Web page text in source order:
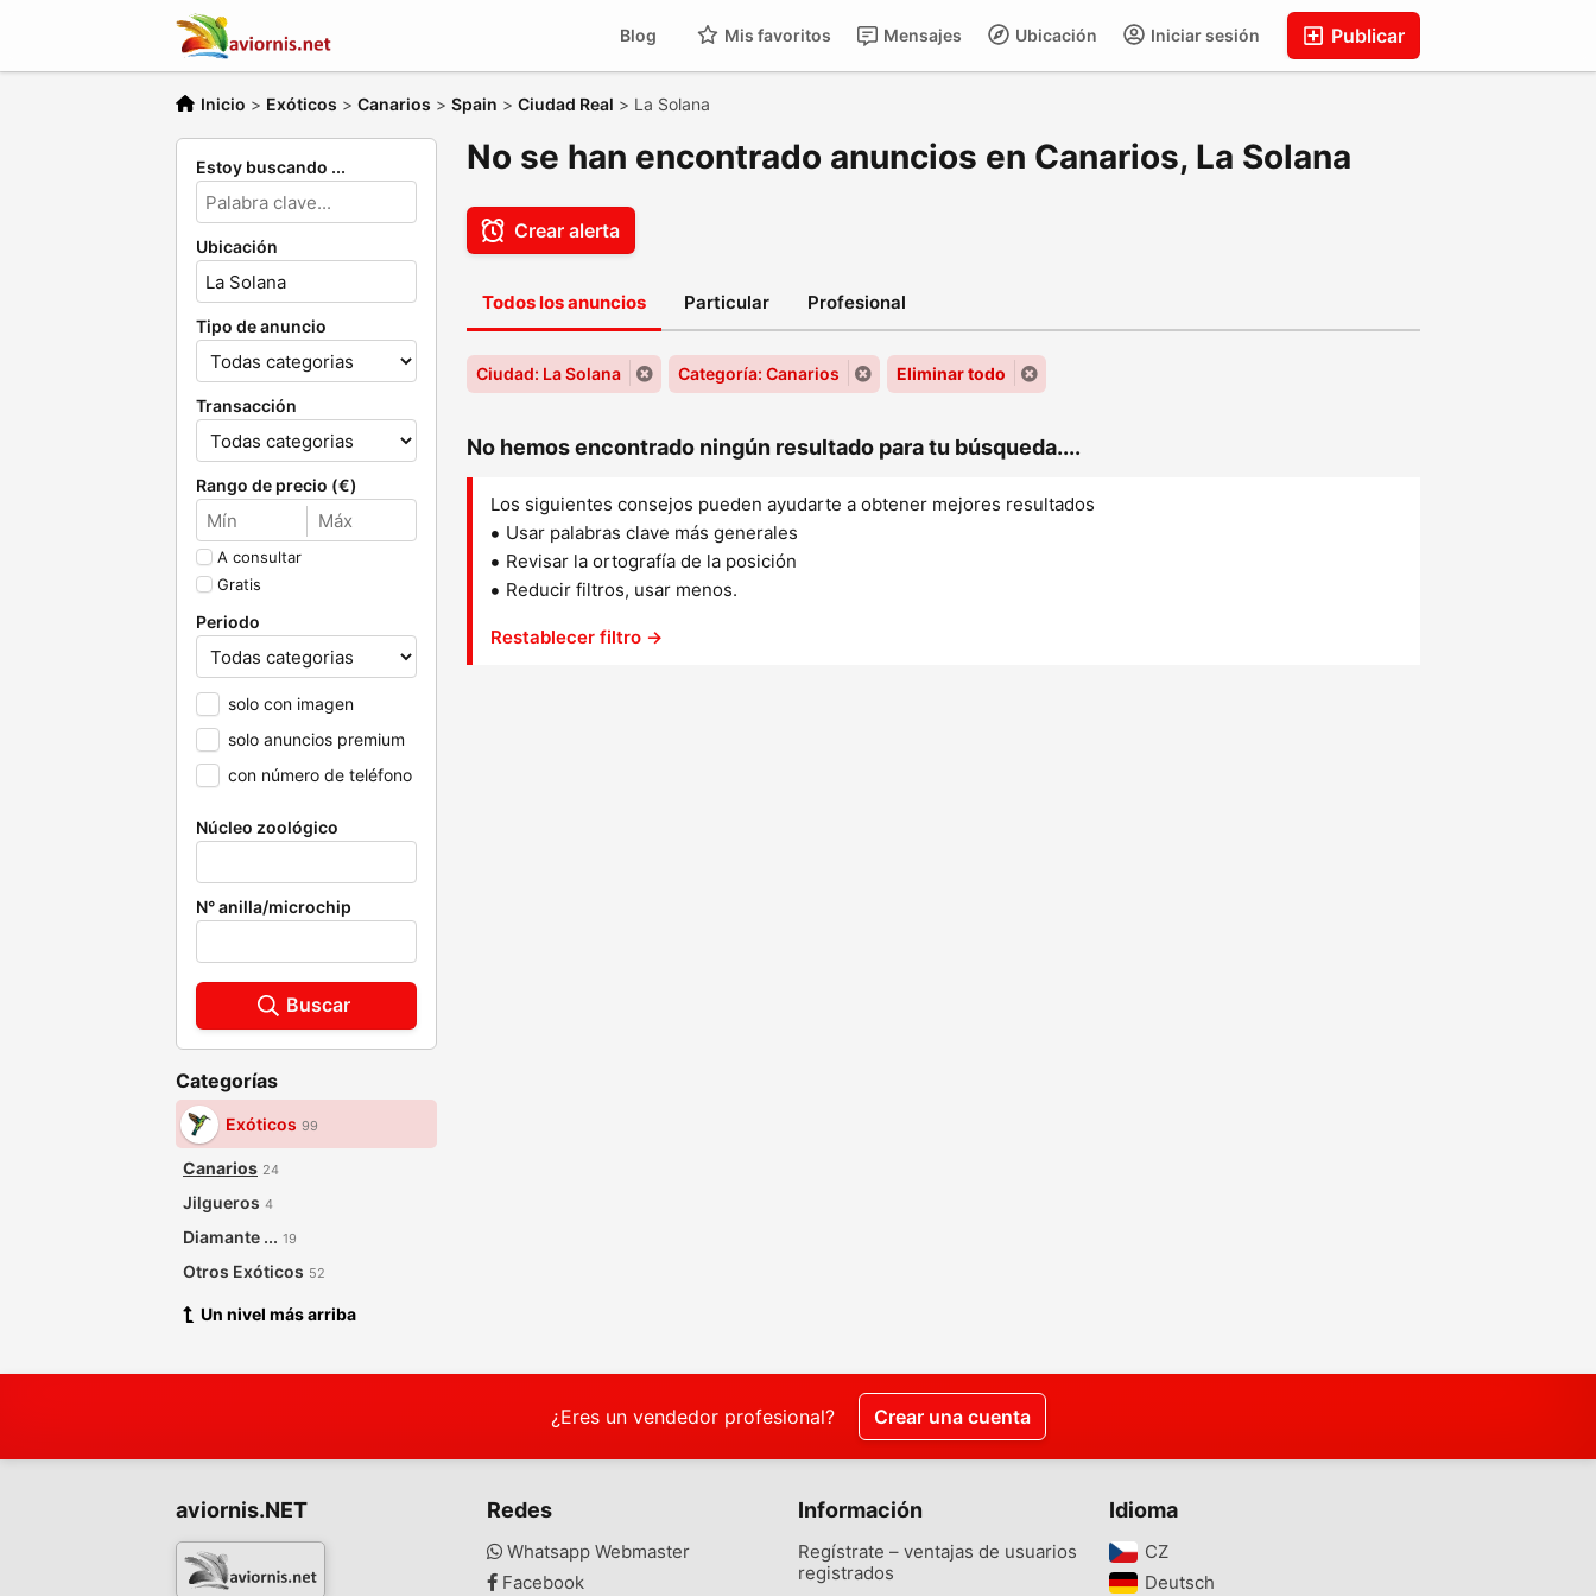
Publicar
Iniciar sesión
Ubicación
Mensajes
Mis favoritos
Blog
Inicio > Exóticos > Canarios > Spain > Ciudad Real > La Solana
Estoy buscando ...
Ubicación
Tipo de anuncio
Transacción
Rango de precio (€)
A consultar
Gratis
Periodo
solo con imagen
solo anuncios premium
con número de teléfono
Núcleo zoológico
N° anilla/microchip
Buscar
Categorías
Exóticos 99
Canarios 24
Jilgueros 4
Diamante ... 19
Otros Exóticos 52
Un nivel más arriba
No se han encontrado anuncios en Canarios, La Solana
Crear alerta
Todos los anuncios Particular Profesional
Ciudad: La Solana Categoría: Canarios Eliminar todo
No hemos encontrado ningún resultado para tu búsqueda....
Los siguientes consejos pueden ayudarte a obtener mejores resultados
Usar palabras clave más generales
Revisar la ortografía de la posición
Reducir filtros, usar menos.
Restablecer filtro →
¿Eres un vendedor profesional? Crear una cuenta
aviornis.NET Redes
Whatsapp Webmaster
Facebook
Información
Regístrate – ventajas de usuarios
registrados
Idioma
CZ‎
Deutsch‎